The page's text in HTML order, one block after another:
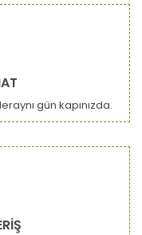
gün kapınızda.